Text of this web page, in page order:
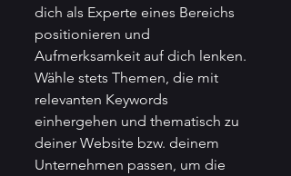
dich als Experte eines Bereichs
positionieren und
Aufmerksamkeit auf dich lenken.
Wähle stets Themen, die mit
relevanten Keywords
einhergehen und thematisch zu
deiner Website bzw. deinem
Unternehmen passen, um die